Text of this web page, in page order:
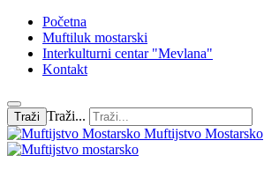
Početna
Muftiluk mostarski
Interkulturni centar "Mevlana"
Kontakt
Traži Traži...
Muftijstvo Mostarsko